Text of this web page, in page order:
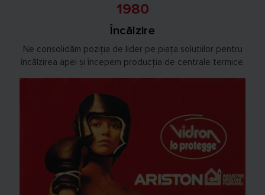
1980
Încălzire
Ne consolidăm poziția de lider pe piața soluțiilor pentru
încălzirea apei și începem producția de centrale termice.